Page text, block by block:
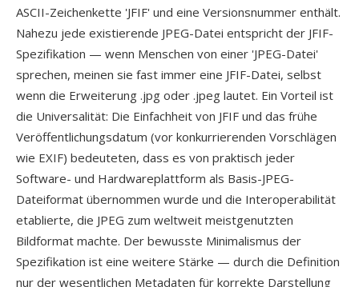
ASCII-Zeichenkette 'JFIF' und eine Versionsnummer enthält.
Nahezu jede existierende JPEG-Datei entspricht der JFIF-
Spezifikation — wenn Menschen von einer 'JPEG-Datei'
sprechen, meinen sie fast immer eine JFIF-Datei, selbst
wenn die Erweiterung .jpg oder .jpeg lautet. Ein Vorteil ist
die Universalität: Die Einfachheit von JFIF und das frühe
Veröffentlichungsdatum (vor konkurrierenden Vorschlägen
wie EXIF) bedeuteten, dass es von praktisch jeder
Software- und Hardwareplattform als Basis-JPEG-
Dateiformat übernommen wurde und die Interoperabilität
etablierte, die JPEG zum weltweit meistgenutzten
Bildformat machte. Der bewusste Minimalismus der
Spezifikation ist eine weitere Stärke — durch die Definition
nur der wesentlichen Metadaten für korrekte Darstellung